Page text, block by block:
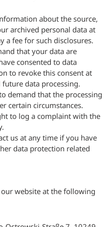
about the source,
archived personal data at
a fee for such disclosures.
that your data are
consented to data
to revoke this consent at
data processing.
demand that the processing
certain circumstances.
to log a complaint with the
us at any time if you have
data protection related
website at the following